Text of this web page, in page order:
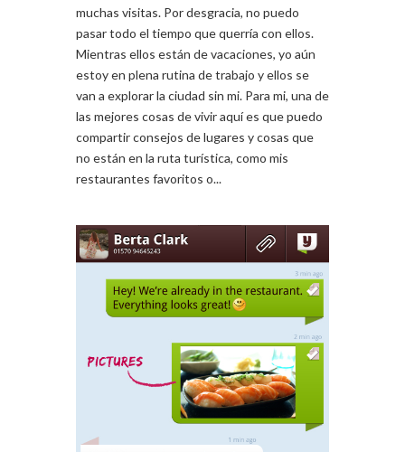
muchas visitas. Por desgracia, no puedo
pasar todo el tiempo que querría con ellos.
Mientras ellos están de vacaciones, yo aún
estoy en plena rutina de trabajo y ellos se
van a explorar la ciudad sin mi. Para mi, una de
las mejores cosas de vivir aquí es que puedo
compartir consejos de lugares y cosas que
no están en la ruta turística, como mis
restaurantes favoritos o...